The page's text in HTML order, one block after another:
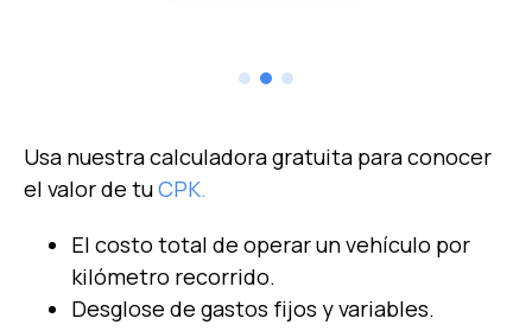
Usa nuestra calculadora gratuita para conocer
el valor de tuCPK.
El costo total de operar un vehículo por
kilómetro recorrido.
Desglose de gastos fijos y variables.